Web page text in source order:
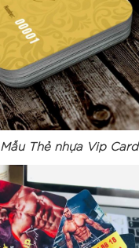
Mẫu Thẻ nhựa Vip Card